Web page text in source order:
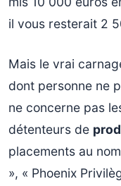
il vous resterait 2
Mais le vrai
dont personne ne
ne concerne pas
détenteurs de
placements au
», « Phoenix